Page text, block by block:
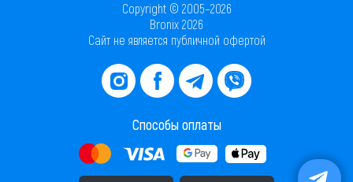
Copyright © 2005–2026
Bronix 2026
Сайт не является публичной офертой
Способы оплаты